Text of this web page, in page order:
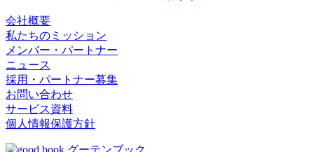
会社概要
私たちのミッション
メンバー・パートナー
ニュース
採用・パートナー募集
お問い合わせ
サービス資料
個人情報保護方針